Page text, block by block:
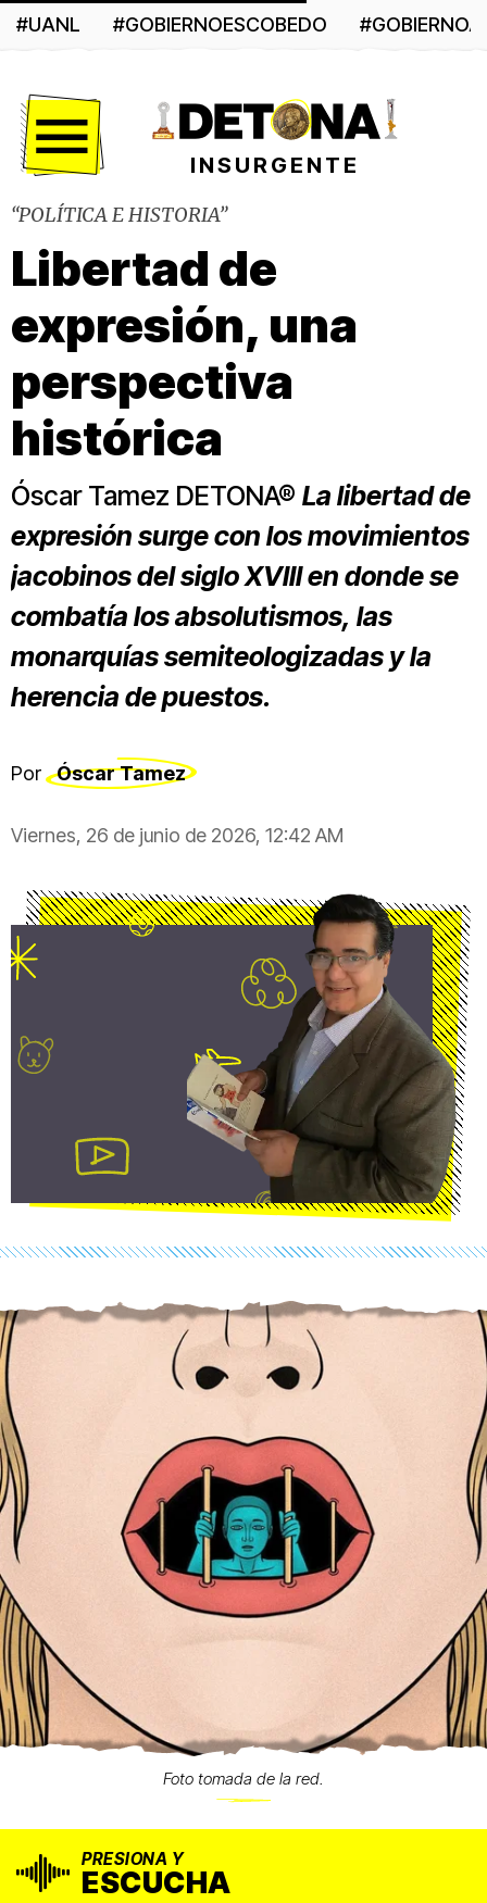
#UANL #GOBIERNOESCOBEDO
INSURGENTE
“POLÍTICA E HISTORIA”
Libertad de
expresión, una
perspectiva
histórica
Óscar Tamez DETONA® La libertad de
expresión surge con los movimientos
jacobinos del siglo XVIII en donde se
combatía los absolutismos, las
monarquías semiteologizadas y la
herencia de puestos.
Por Óscar Tamez
Viernes, 26 de junio de 2026, 12:42 AM
Foto tomada de la red.
PRESIONA Y
ESCUCHA